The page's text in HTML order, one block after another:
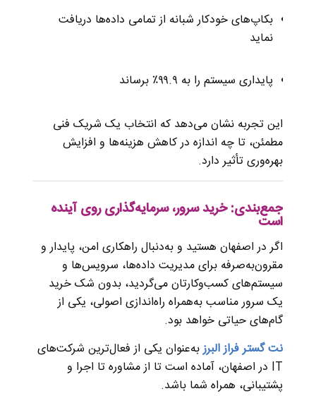
بکاپ‌های خودکار شبانه از تمامی داده‌ها دریافت
نماید
پایداری سیستم را به ۹۹.۹٪ برساند
این تجربه نشان می‌دهد که انتخاب یک شریک فنی
مطمئن، تا چه اندازه در کاهش هزینه‌ها و افزایش
بهره‌وری تأثیر دارد.
جمع‌بندی: خرید سرور، سرمایه‌گذاری روی آینده
است
اگر در اصفهان هستید و به‌دنبال راهکاری امن، پایدار و
مقرون‌به‌صرفه برای مدیریت داده‌ها، سرویس‌ها و
سیستم‌های کسب‌وکارتان می‌گردید، بدون شک خرید
یک سرور مناسب به‌همراه راه‌اندازی اصولی، یکی از
گام‌های حیاتی خواهد بود.
نت گستر فراز البرزبه‌عنوان یکی از فعال‌ترین شرکت‌های
IT در اصفهان، آماده است تا از مشاوره تا اجرا و
پشتیبانی، همراه شما باشد.